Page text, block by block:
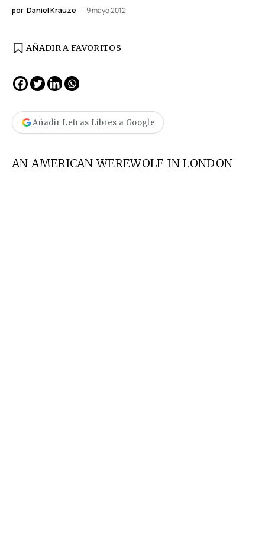
por Daniel Krauze 9 mayo 2012
AÑADIR A FAVORITOS
Añadir Letras Libres a Google
AN AMERICAN WEREWOLF IN LONDON